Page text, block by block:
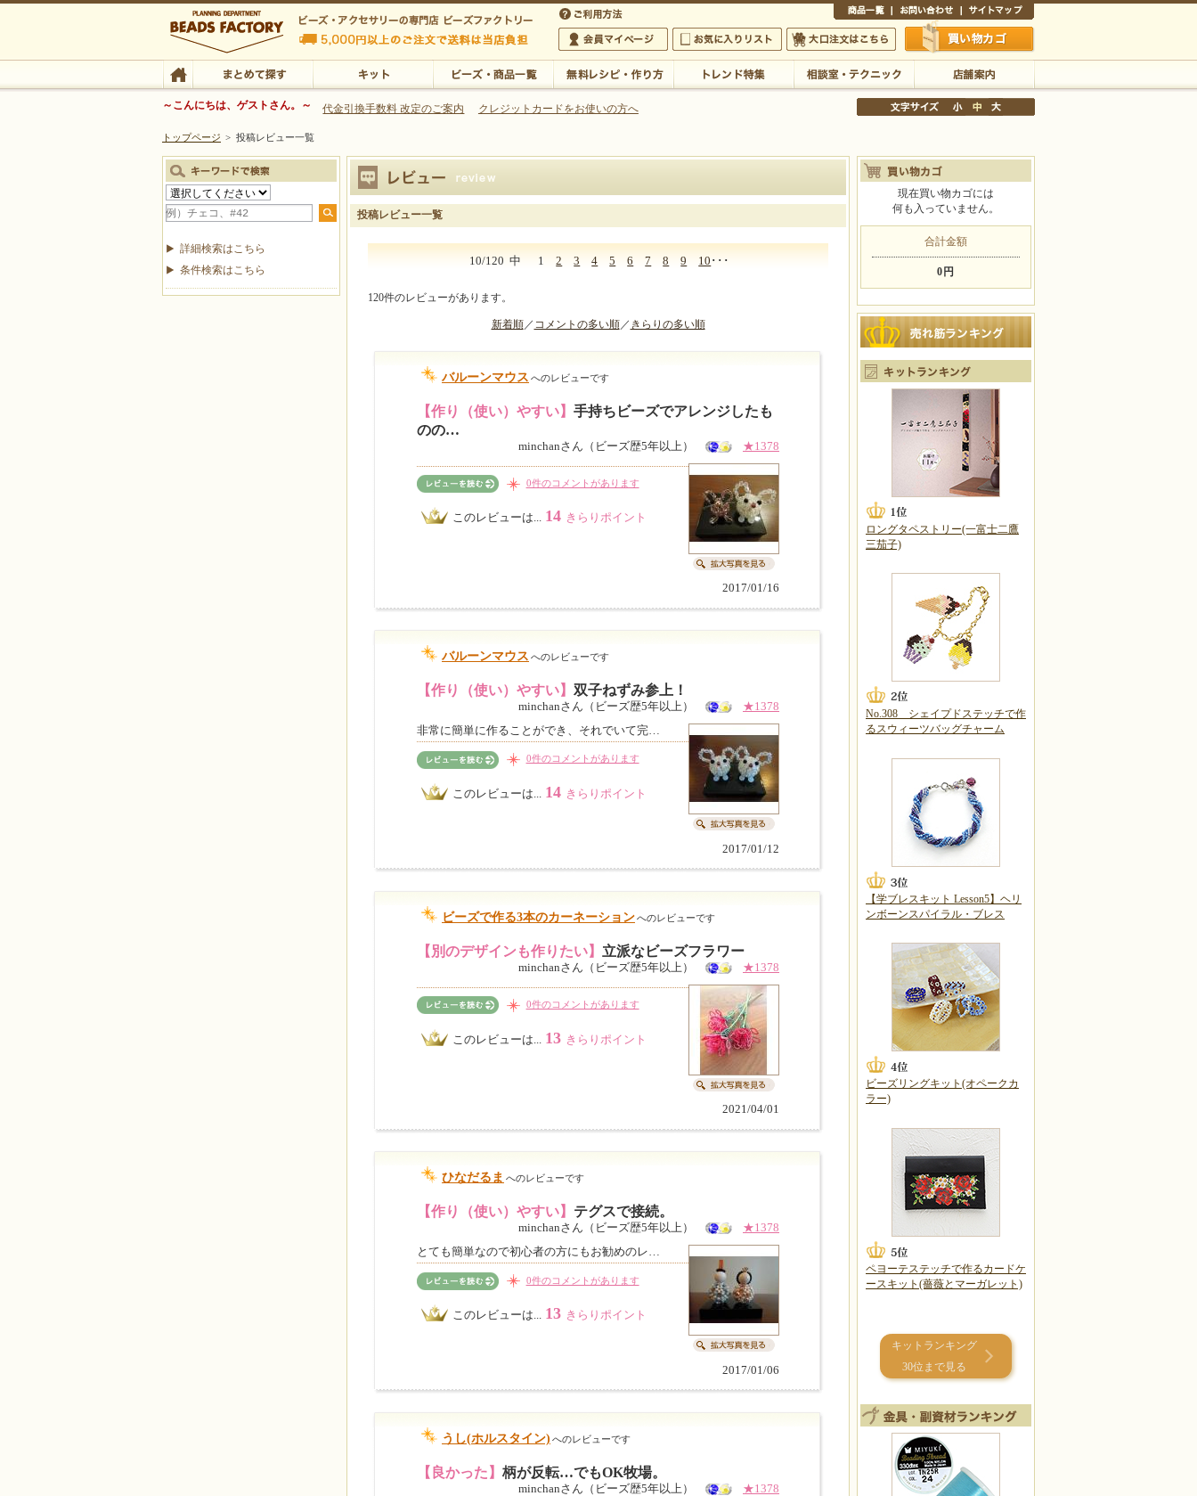
ビーズファクトリー ビーズ・パーツ・金具など・アクセサリーの専門店
ビーズ・アクセサリーの専門店 ビーズファクトリー 5,000円以上のご注文で送料は当店が負担いたします
ビーズ・アクセサリーの専門店 ビーズファクトリー 5,000円以上のご注文で送料は当店が負担いたします
会員マイページ
お気に入りリスト 大口注文はこちら 買い物かご
TOP まとめて探す 店舗案内
～こんにちは、ゲストさん。～ 代金引換手数料 改定のご案内 クレジットカードをお使いの方へ
トップページ > 投稿レビュー一覧
投稿レビュー一覧
10/120 中 12 3 4 5 6 7 8 9 10 ･･･
120件のレビューがあります。
新着順／ コメントの多い順／ きらりの多い順
バルーンマウス へのレビューです
【作り（使い）やすい】 手持ちビーズでアレンジしたも
のの…
minchanさん（ビーズ歴5年以上） ★1378
0件のコメントがあります
このレビューは... 14 きらりポイント
2017/01/16
バルーンマウス へのレビューです
【作り（使い）やすい】 双子ねずみ参上！
minchanさん（ビーズ歴5年以上）
★1378
非常に簡単に作ることができ、それでいて完…
0件のコメントがあります
このレビューは... 14 きらりポイント
2017/01/12
ビーズで作る3本のカーネーションへのレビューです
【別のデザインも作りたい】 立派なビーズフラワー
minchanさん（ビーズ歴5年以上） ★1378
0件のコメントがあります
このレビューは... 13 きらりポイント
2021/04/01
ひなだるま へのレビューです
【作り（使い）やすい】 テグスで接続。
minchanさん（ビーズ歴5年以上）
★1378
とても簡単なので初心者の方にもお勧めのレ…
0件のコメントがあります
このレビューは... 13 きらりポイント
2017/01/06
うし(ホルスタイン) へのレビューです
【良かった】 柄が反転…でもOK牧場。
minchanさん（ビーズ歴5年以上）
★1378
詳細検索はこちら
条件検索はこちら
現在買い物カゴには
何も入っていません。
合計金額
0円
ロングタペストリー(一富士二鷹
三茄子)
No.308 シェイプドステッチで作
るスウィーツバッグチャーム
【学ブレスキット Lesson5】ヘリ
ンボーンスパイラル・ブレス
ビーズリングキット(オペークカ
ラー)
ペヨーテステッチで作るカードケ
ースキット(薔薇とマーガレット)
キットランキング
30位まで見る